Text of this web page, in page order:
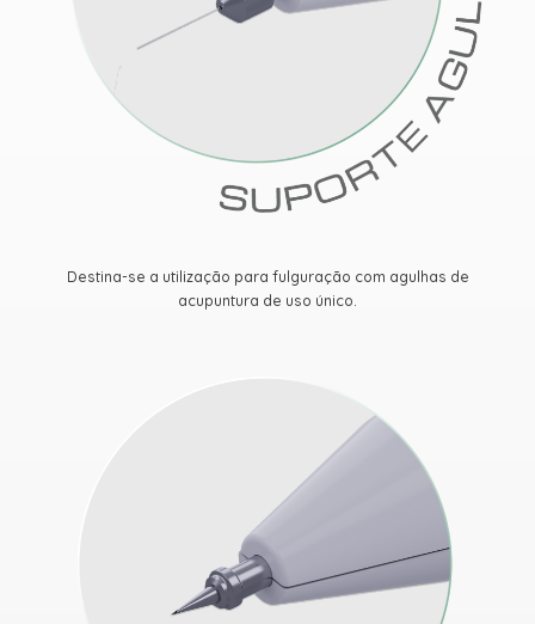
Destina-se a utilização para fulguração com agulhas de
acupuntura de uso único.